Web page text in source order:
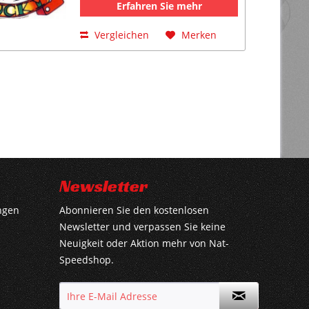
Erfahren Sie mehr
Vergleichen Merken
Newsletter
Abonnieren Sie den kostenlosen
Newsletter und verpassen Sie keine
Neuigkeit oder Aktion mehr von Nat-
Speedshop.